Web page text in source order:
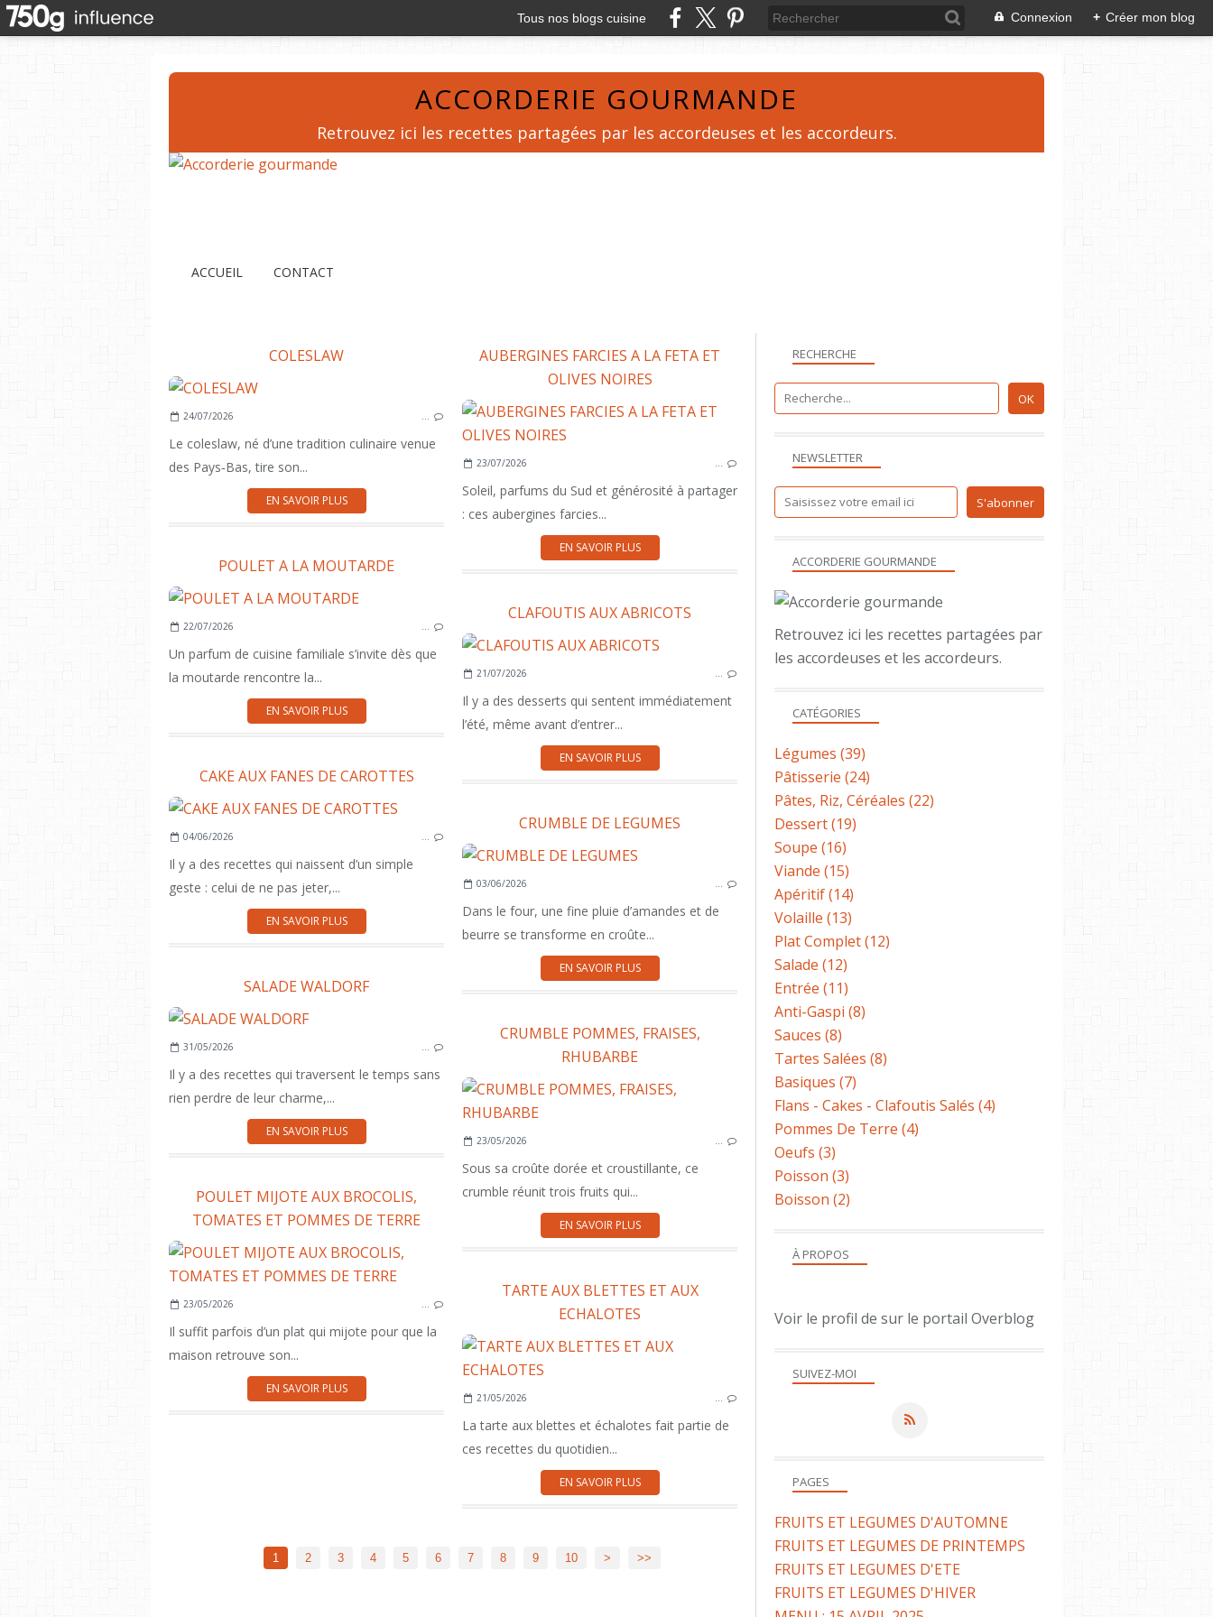
Tous nos blogs cuisine Connexion + Créer mon blog
ACCORDERIE GOURMANDE
Retrouvez ici les recettes partagées par les accordeuses et les accordeurs.
ACCUEIL CONTACT
COLESLAW
24/07/2026 …
Le coleslaw, né d’une tradition culinaire venue
des Pays‑Bas, tire son...
EN SAVOIR PLUS
AUBERGINES FARCIES A LA FETA ET
OLIVES NOIRES
ENTRÉE
23/07/2026 …
Soleil, parfums du Sud et générosité à partager
: ces aubergines farcies...
EN SAVOIR PLUS
POULET A LA MOUTARDE
VOLAILLE
22/07/2026 …
Un parfum de cuisine familiale s’invite dès que
la moutarde rencontre la...
EN SAVOIR PLUS
CLAFOUTIS AUX ABRICOTS
PÂTISSERIE
21/07/2026 …
Il y a des desserts qui sentent immédiatement
l’été, même avant d’entrer...
EN SAVOIR PLUS
CAKE AUX FANES DE CAROTTES
ANTI-GASPI
04/06/2026 …
Il y a des recettes qui naissent d’un simple
geste : celui de ne pas jeter,...
EN SAVOIR PLUS
CRUMBLE DE LEGUMES
03/06/2026 …
Dans le four, une fine pluie d’amandes et de
beurre se transforme en croûte...
EN SAVOIR PLUS
SALADE WALDORF
SALADE
31/05/2026 …
Il y a des recettes qui traversent le temps sans
rien perdre de leur charme,...
EN SAVOIR PLUS
CRUMBLE POMMES, FRAISES,
RHUBARBE
DESSERT
23/05/2026 …
Sous sa croûte dorée et croustillante, ce
crumble réunit trois fruits qui...
EN SAVOIR PLUS
POULET MIJOTE AUX BROCOLIS,
TOMATES ET POMMES DE TERRE
PLAT COMPLET
23/05/2026 …
Il suffit parfois d’un plat qui mijote pour que la
maison retrouve son...
EN SAVOIR PLUS
TARTE AUX BLETTES ET AUX
ECHALOTES
21/05/2026 …
La tarte aux blettes et échalotes fait partie de
ces recettes du quotidien...
EN SAVOIR PLUS
1 2 3 4 5 6 7 8 9 10 > >>
NEWSLETTER
SUIVEZ-MOI
RECHERCHE
ACCORDERIE GOURMANDE
Retrouvez ici les recettes partagées par
les accordeuses et les accordeurs.
À PROPOS
Voir le profil de sur le portail Overblog
PAGES
FRUITS ET LEGUMES D'AUTOMNE
FRUITS ET LEGUMES DE PRINTEMPS
FRUITS ET LEGUMES D'ETE
FRUITS ET LEGUMES D'HIVER
CATÉGORIES
Légumes (39)
Pâtisserie (24)
Pâtes, Riz, Céréales (22)
Dessert(19)
Soupe (16)
Viande (15)
Apéritif(14)
Volaille (13)
Plat Complet(12)
Salade (12)
Entrée (11)
Anti-Gaspi (8)
Sauces (8)
Tartes Salées (8)
Basiques (7)
Flans - Cakes - Clafoutis Salés (4)
Pommes De Terre (4)
Oeufs (3)
Poisson (3)
Boisson (2)